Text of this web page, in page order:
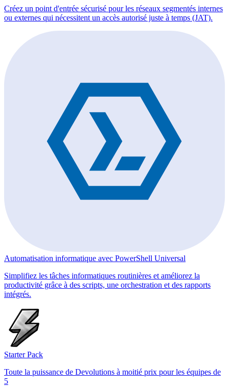
Créez un point d'entrée sécurisé pour les réseaux segmentés internes
ou externes qui nécessitent un accès autorisé juste à temps (JAT).
Automatisation informatique avec PowerShell Universal
Simplifiez les tâches informatiques routinières et améliorez la
productivité grâce à des scripts, une orchestration et des rapports
intégrés.
Starter Pack
Toute la puissance de Devolutions à moitié prix pour les équipes de
5